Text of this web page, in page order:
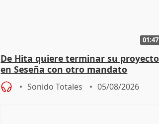
01:47
De Hita quiere terminar su proyecto
en Seseña con otro mandato
Sonido Totales 05/08/2026